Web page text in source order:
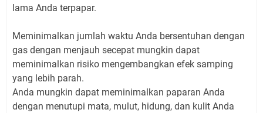
lama Anda terpapar.
Meminimalkan jumlah waktu Anda bersentuhan dengan
gas dengan menjauh secepat mungkin dapat
meminimalkan risiko mengembangkan efek samping
yang lebih parah.
Anda mungkin dapat meminimalkan paparan Anda
dengan menutupi mata, mulut, hidung, dan kulit Anda